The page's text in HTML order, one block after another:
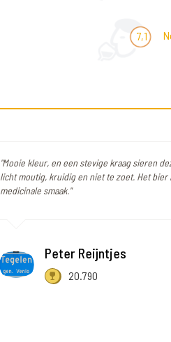
7,1
"Mooie kleur, en een stevige kraag sieren
licht moutig, kruidig en niet te zoet. Het
medicinale smaak."
Peter Reijntjes
20.790